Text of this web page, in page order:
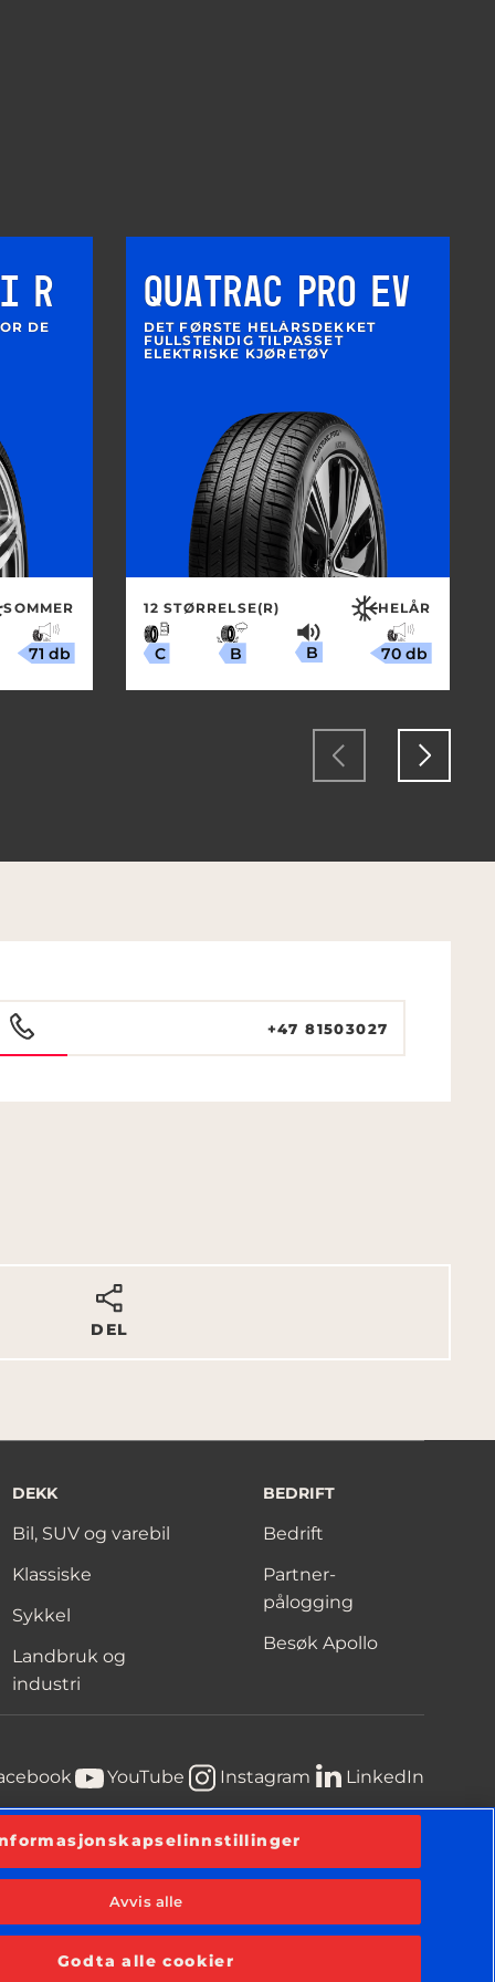
R
DE
SOMMER
71 db
QUATRAC PRO EV
DET FØRSTE HELÅRSDEKKET
FULLSTENDIG TILPASSET
ELEKTRISKE KJØRETØY
12 STØRRELSE(R) HELÅR
C B B 70 db
+47 81503027
DEL
DEKK
Bil, SUV og varebil
Klassiske
Sykkel
Landbruk og
industri
BEDRIFT
Bedrift
Partner-
pålogging
Besøk Apollo
YouTube Instagram LinkedIn
Avvis alle
Godta alle cookier